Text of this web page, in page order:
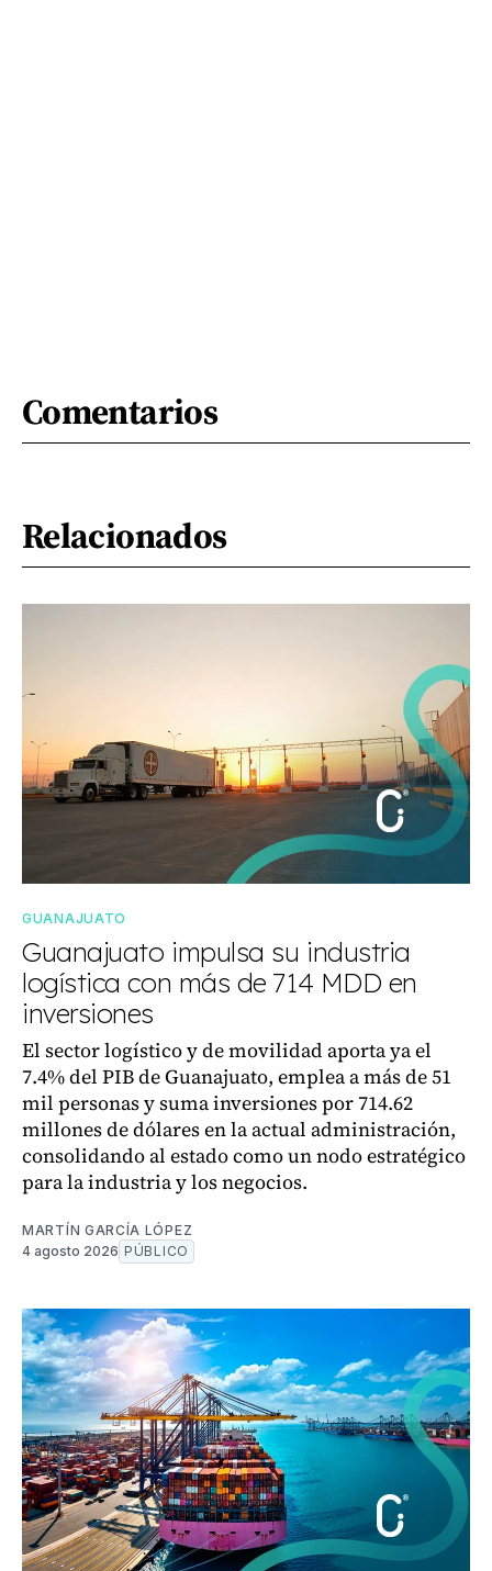
Comentarios
Relacionados
GUANAJUATO
Guanajuato impulsa su industria
logística con más de 714 MDD en
inversiones
El sector logístico y de movilidad aporta ya el
7.4% del PIB de Guanajuato, emplea a más de 51
mil personas y suma inversiones por 714.62
millones de dólares en la actual administración,
consolidando al estado como un nodo estratégico
para la industria y los negocios.
MARTÍN GARCÍA LÓPEZ
4 agosto 2026 PÚBLICO